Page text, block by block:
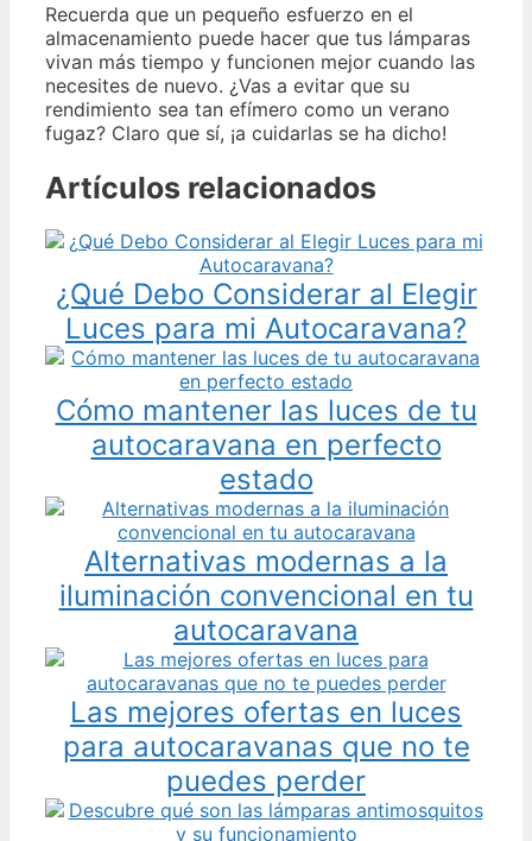
Recuerda que un pequeño esfuerzo en el
almacenamiento puede hacer que tus lámparas
vivan más tiempo y funcionen mejor cuando las
necesites de nuevo. ¿Vas a evitar que su
rendimiento sea tan efímero como un verano
fugaz? Claro que sí, ¡a cuidarlas se ha dicho!
Artículos relacionados
¿Qué Debo Considerar al Elegir
Luces para mi Autocaravana?
Cómo mantener las luces de tu
autocaravana en perfecto
estado
Alternativas modernas a la
iluminación convencional en tu
autocaravana
Las mejores ofertas en luces
para autocaravanas que no te
puedes perder